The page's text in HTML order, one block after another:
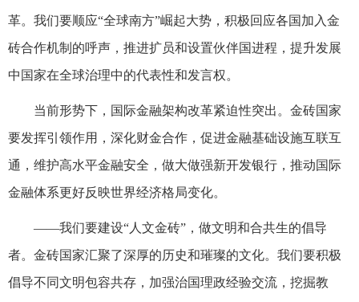
革。我们要顺应“全球南方”崛起大势，积极回应各国加入金
砖合作机制的呼声，推进扩员和设置伙伴国进程，提升发展
中国家在全球治理中的代表性和发言权。
当前形势下，国际金融架构改革紧迫性突出。金砖国家
要发挥引领作用，深化财金合作，促进金融基础设施互联互
通，维护高水平金融安全，做大做强新开发银行，推动国际
金融体系更好反映世界经济格局变化。
——我们要建设“人文金砖”，做文明和合共生的倡导
者。金砖国家汇聚了深厚的历史和璀璨的文化。我们要积极
倡导不同文明包容共存，加强治国理政经验交流，挖掘教